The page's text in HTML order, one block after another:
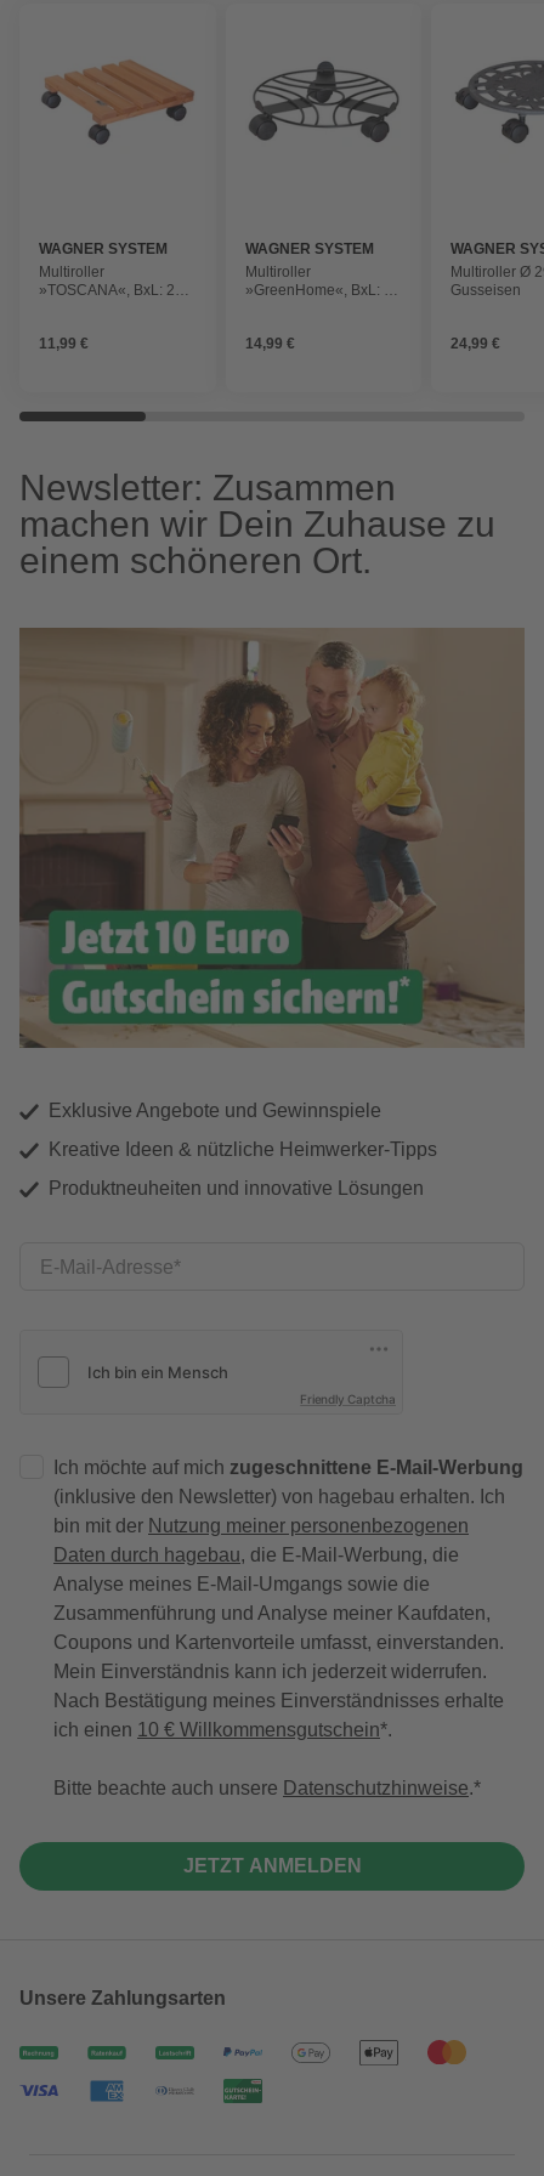
WAGNER SYSTEM
Multiroller
»TOSCANA«, BxL: 29 x
11,99 €
WAGNER SYSTEM
Multiroller
»GreenHome«, BxL: 35
14,99 €
WAGNER
Multiroller Ø
Gusseisen
24,99 €
Newsletter: Zusammen
machen wir Dein Zuhause zu
einem schöneren Ort.
Exklusive Angebote und Gewinnspiele
Kreative Ideen & nützliche Heimwerker-Tipps
Produktneuheiten und innovative Lösungen
E-Mail-Adresse
Friendly Captcha
Ich möchte auf mich zugeschnittene E-Mail-Werbung
(inklusive den Newsletter) von hagebau erhalten. Ich
bin mit der Nutzung meiner personenbezogenen
Daten durch hagebau, die E-Mail-Werbung, die
Analyse meines E-Mail-Umgangs sowie die
Zusammenführung und Analyse meiner Kaufdaten,
Coupons und Kartenvorteile umfasst, einverstanden.
Mein Einverständnis kann ich jederzeit widerrufen.
Nach Bestätigung meines Einverständnisses erhalte
ich einen 10 € Willkommensgutschein*.
Bitte beachte auch unsere Datenschutzhinweise.
JETZT ANMELDEN
Unsere Zahlungsarten